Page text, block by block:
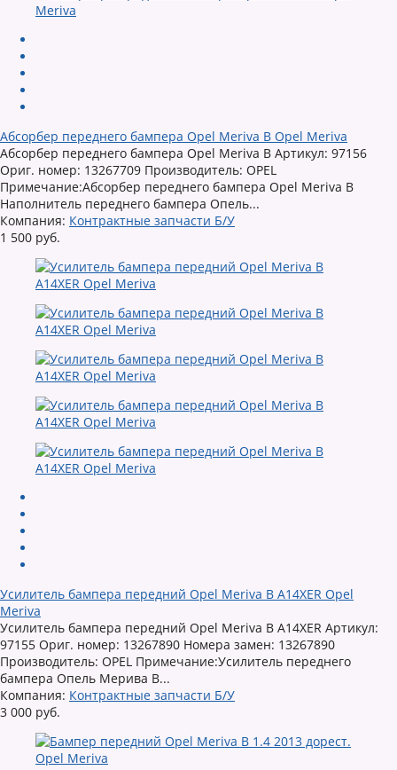
Абсорбер переднего бампера Opel Meriva B Opel Meriva
Абсорбер переднего бампера Opel Meriva B Артикул: 97156
Ориг. номер: 13267709 Производитель: OPEL
Примечание:Абсорбер переднего бампера Opel Meriva B
Наполнитель переднего бампера Опель...
Компания: Контрактные запчасти Б/У
1 500 руб.
Усилитель бампера передний Opel Meriva B A14XER Opel
Meriva
Усилитель бампера передний Opel Meriva B A14XER Артикул:
97155 Ориг. номер: 13267890 Номера замен: 13267890
Производитель: OPEL Примечание:Усилитель переднего
бампера Опель Мерива В...
Компания: Контрактные запчасти Б/У
3 000 руб.